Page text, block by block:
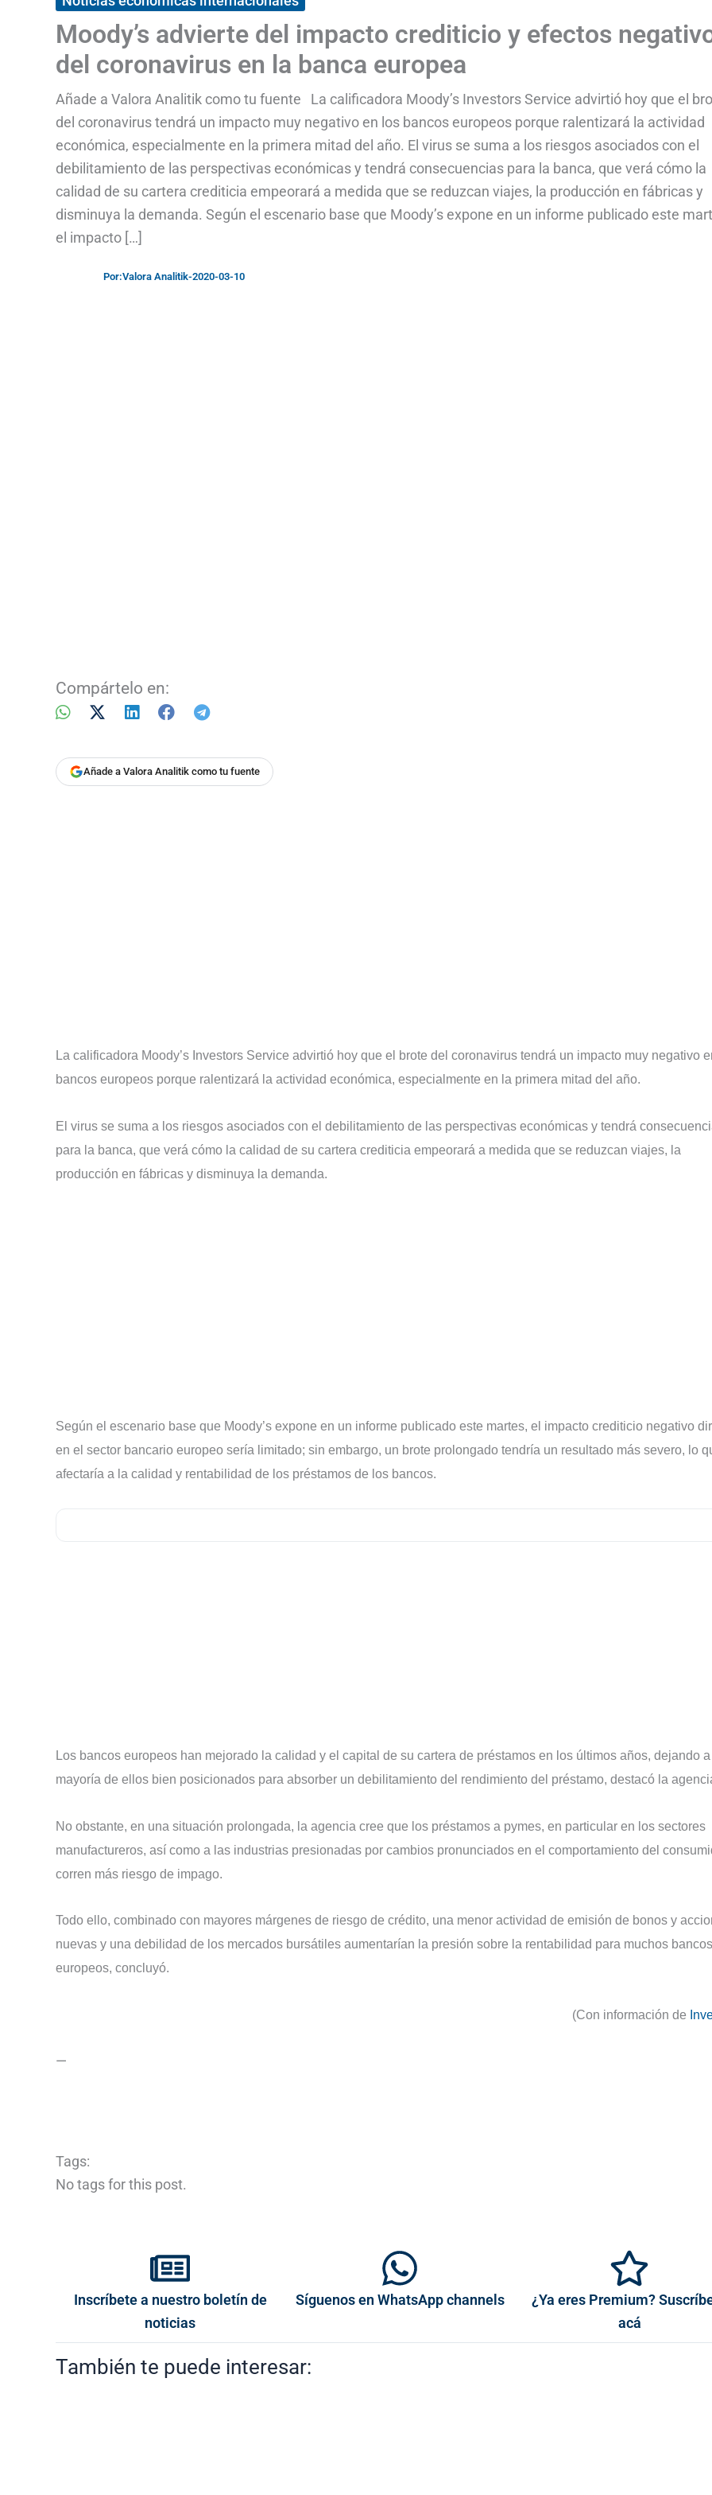
Moody’s advierte del impacto crediticio y efectos
del coronavirus en la banca europea
Añade a Valora Analitik como tu fuente La calificadora Moody’s Investors Service advirtió hoy que el
del coronavirus tendrá un impacto muy negativo en los bancos europeos porque ralentizará la actividad
económica, especialmente en la primera mitad del año. El virus se suma a los riesgos asociados con el
debilitamiento de las perspectivas económicas y tendrá consecuencias para la banca, que verá cómo la
calidad de su cartera crediticia empeorará a medida que se reduzcan viajes, la producción en fábricas y
disminuya la demanda. Según el escenario base que Moody’s expone en un informe publicado este
el impacto […]
Por:Valora Analitik-2020-03-10
Compártelo en:
Añade a Valora Analitik como tu fuente
La calificadora Moody’s Investors Service advirtió hoy que el brote del coronavirus tendrá un impacto muy negativo
bancos europeos porque ralentizará la actividad económica, especialmente en la primera mitad del año.
El virus se suma a los riesgos asociados con el debilitamiento de las perspectivas económicas y tendrá
para la banca, que verá cómo la calidad de su cartera crediticia empeorará a medida que se reduzcan viajes, la
producción en fábricas y disminuya la demanda.
Según el escenario base que Moody’s expone en un informe publicado este martes, el impacto crediticio negativo
en el sector bancario europeo sería limitado; sin embargo, un brote prolongado tendría un resultado más severo, lo
afectaría a la calidad y rentabilidad de los préstamos de los bancos.
Los bancos europeos han mejorado la calidad y el capital de su cartera de préstamos en los últimos años, dejando
mayoría de ellos bien posicionados para absorber un debilitamiento del rendimiento del préstamo, destacó la
No obstante, en una situación prolongada, la agencia cree que los préstamos a pymes, en particular en los sectores
manufactureros, así como a las industrias presionadas por cambios pronunciados en el comportamiento del
corren más riesgo de impago.
Todo ello, combinado con mayores márgenes de riesgo de crédito, una menor actividad de emisión de bonos y
nuevas y una debilidad de los mercados bursátiles aumentarían la presión sobre la rentabilidad para muchos bancos
europeos, concluyó.
(Con información de
—
Tags:
No tags for this post.
Inscríbete a nuestro boletín de
noticias
Síguenos en WhatsApp channels
¿Ya eres Premium?
acá
También te puede interesar: